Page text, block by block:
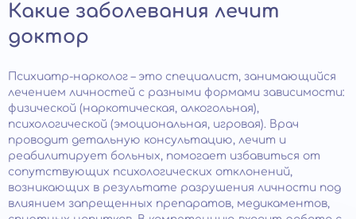
Какие заболевания лечит
доктор
Психиатр-нарколог – это специалист, занимающийся
лечением личностей с разными формами зависимости:
физической (наркотическая, алкогольная),
психологической (эмоциональная, игровая). Врач
проводит детальную консультацию, лечит и
реабилитирует больных, помогает избавиться от
сопутствующих психологических отклонений,
возникающих в результате разрушения личности под
влиянием запрещенных препаратов, медикаментов,